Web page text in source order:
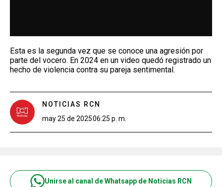
Esta es la segunda vez que se conoce una agresión por
parte del vocero. En 2024 en un video quedó registrado un
hecho de violencia contra su pareja sentimental.
NOTICIAS RCN
may 25 de 202506:25 p. m.
Unirse al canal de Whatsapp de Noticias RCN